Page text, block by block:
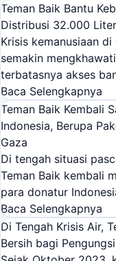
Teman Baik Bantu
Distribusi 32.000
Krisis kemanusiaan
semakin
terbatasnya akses
Baca Selengkapnya
Teman Baik Kembali
Indonesia, Berupa
Gaza
Di tengah situasi
Teman Baik kembali
para donatur
Baca Selengkapnya
Di Tengah Krisis Air,
Bersih bagi